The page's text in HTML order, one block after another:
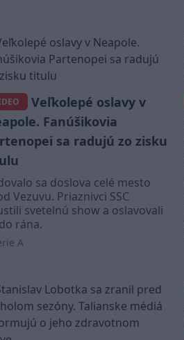
Veľkolepé oslavy v
Fanúšikovia
sa radujú zo zisku
sa doslova celé mesto
Vezuvu. Priaznivci SSC
svetelnú show a oslavovali
rána.
A